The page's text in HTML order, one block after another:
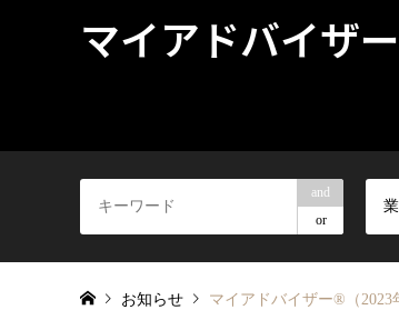
マイアドバイザ
and
or
お知らせ マイアドバイザー®（